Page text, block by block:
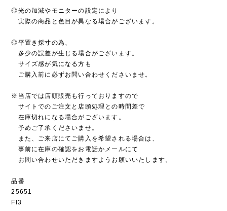
◎光の加減やモニターの設定により
実際の商品と色目が異なる場合がございます。
◎平置き採寸の為、
多少の誤差が生じる場合がございます。
サイズ感が気になる方も
ご購入前に必ずお問い合わせくださいませ。
※当店では店頭販売も行っておりますので
サイトでのご注文と店頭処理との時間差で
在庫切れになる場合がございます。
予めご了承くださいませ。
また、ご来店にてご購入を希望される場合は、
事前に在庫の確認をお電話かメールにて
お問い合わせいただきますようお願いいたします。
品番
25651
FI3